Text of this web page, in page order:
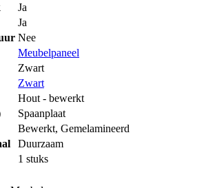
Ja
Ja
Nee
Meubelpaneel
Zwart
Zwart
Hout - bewerkt
Spaanplaat
Bewerkt, Gemelamineerd
Duurzaam
1 stuks